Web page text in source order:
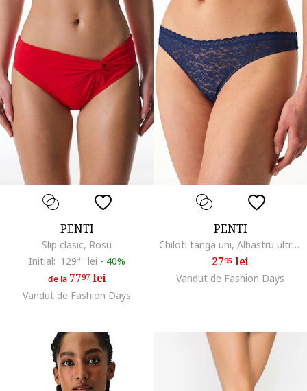
PENTI
Slip clasic, Rosu
Initial: 12995 lei - 40%
de la 7797lei
Vandut de Fashion Days
PENTI
Chiloti tanga uni, Albastru ultramarin
2795 lei
Vandut de Fashion Days